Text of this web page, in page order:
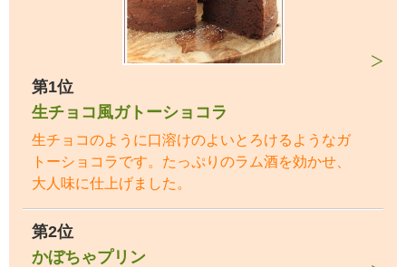
第1位
生チョコ風ガトーショコラ
生チョコのように口溶けのよいとろけるようなガ
トーショコラです。たっぷりのラム酒を効かせ、
大人味に仕上げました。
第2位
かぼちゃプリン